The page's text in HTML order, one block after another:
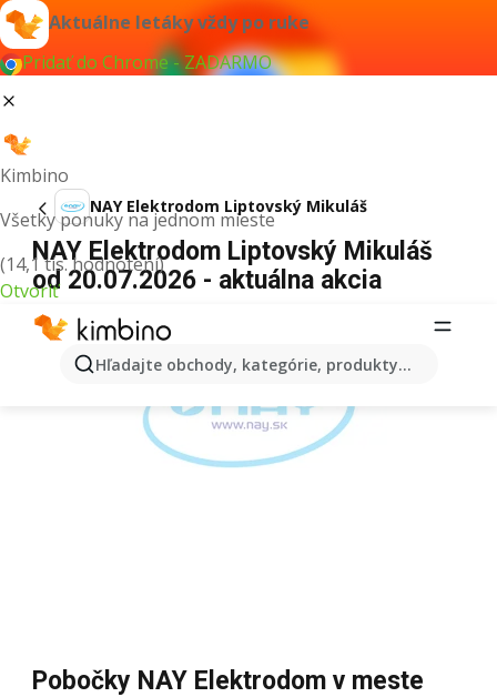
Aktuálne letáky vždy po ruke
Pridať do Chrome - ZADARMO
Kimbino
Všetky ponuky na jednom mieste
(14,1 tis. hodnotení)
Otvoriť
Hľadajte obchody, kategórie, produkty...
NAY Elektrodom Liptovský Mikuláš
NAY Elektrodom Liptovský Mikuláš
od 20.07.2026 - aktuálna akcia
Pobočky NAY Elektrodom v meste